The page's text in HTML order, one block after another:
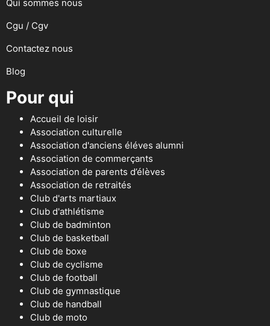
Qui sommes nous
Cgu / Cgv
Contactez nous
Blog
Pour qui
Accueil de loisir
Association culturelle
Association d'anciens éléves alumni
Association de commerçants
Association de parents d’élèves
Association de retraités
Club d'arts martiaux
Club d'athlétisme
Club de badminton
Club de basketball
Club de boxe
Club de cyclisme
Club de football
Club de gymnastique
Club de handball
Club de moto